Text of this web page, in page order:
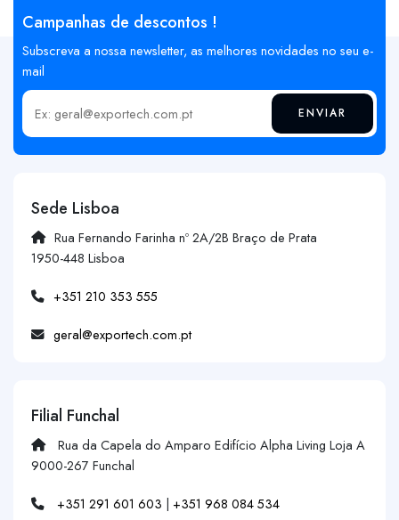
Campanhas de descontos !
Subscreva a nossa newsletter, as melhores novidades no seu e-
mail
Insira o seu email ENVIAR
Sede Lisboa
Rua Fernando Farinha nº 2A/2B Braço de Prata
1950-448 Lisboa
+351 210 353 555
geral@exportech.com.pt
Filial Funchal
Rua da Capela do Amparo Edifício Alpha Living Loja A
9000-267 Funchal
+351 291 601 603 | +351 968 084 534